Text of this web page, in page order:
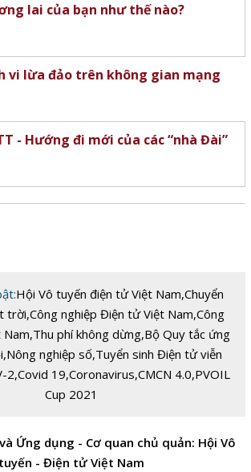
lai của bạn như thế nào?
vi lừa đảo trên không gian mạng
- Hướng đi mới của các “nhà Đài”
Hội Vô tuyến điện tử Việt Nam,Chuyển
trời,Công nghiệp Điện tử Việt Nam,Công
Nam,Thu phí không dừng,Bộ Quy tắc ứng
,Nông nghiệp số,Tuyển sinh Điện tử viễn
2,Covid 19,Coronavirus,CMCN 4.0,PVOIL
Cup 2021
Ứng dụng - Cơ quan chủ quản: Hội Vô
tuyến - Điện tử Việt Nam